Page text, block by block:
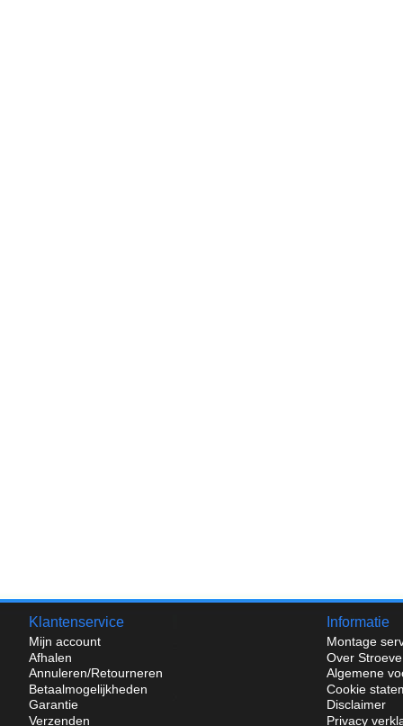
Klantenservice
Mijn account
Afhalen
Annuleren/Retourneren
Betaalmogelijkheden
Garantie
Verzenden
Informatie
Montage
Over
Algemene
Cookie
Disclaimer
Privacy